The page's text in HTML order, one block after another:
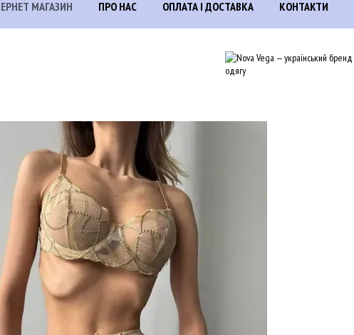
МАГАЗИН ПРО НАС ОПЛАТА І ДОСТАВКА КОНТАКТИ